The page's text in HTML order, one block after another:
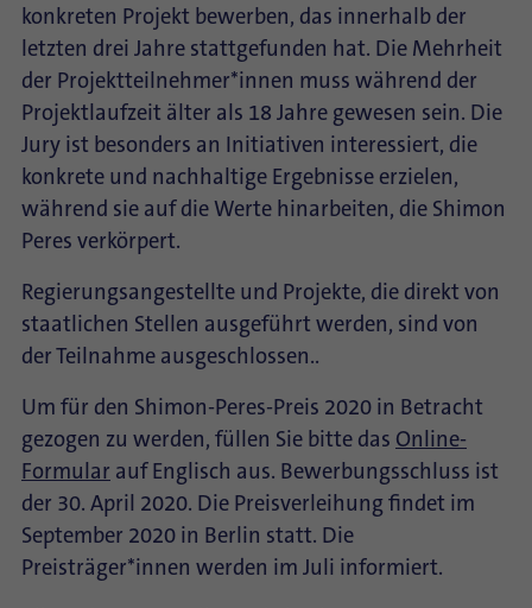
konkreten Projekt bewerben, das innerhalb der
letzten drei Jahre stattgefunden hat. Die Mehrheit
der Projektteilnehmer*innen muss während der
Projektlaufzeit älter als 18 Jahre gewesen sein. Die
Jury ist besonders an Initiativen interessiert, die
konkrete und nachhaltige Ergebnisse erzielen,
während sie auf die Werte hinarbeiten, die Shimon
Peres verkörpert.
Regierungsangestellte und Projekte, die direkt von
staatlichen Stellen ausgeführt werden, sind von
der Teilnahme ausgeschlossen..
Um für den Shimon-Peres-Preis 2020 in Betracht
gezogen zu werden, füllen Sie bitte das Online-
Formular auf Englisch aus. Bewerbungsschluss ist
der 30. April 2020. Die Preisverleihung findet im
September 2020 in Berlin statt. Die
Preisträger*innen werden im Juli informiert.